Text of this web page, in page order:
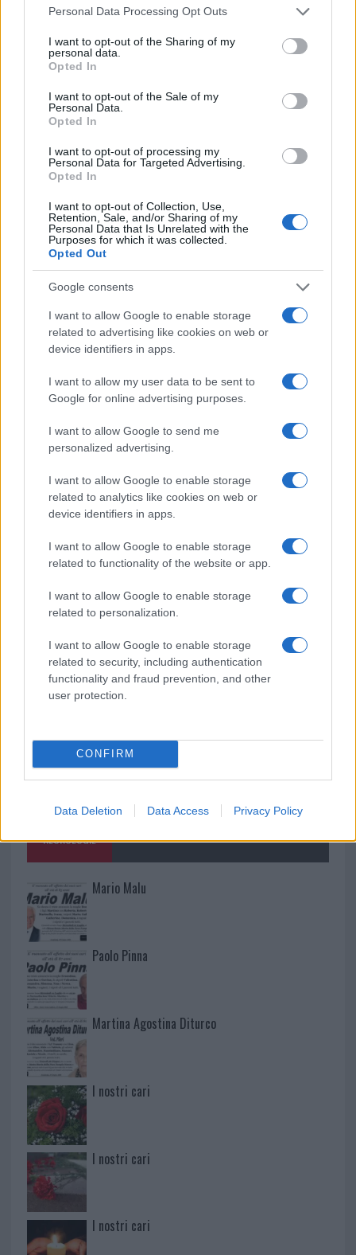
Please note that this website/app uses one or more Google
not limited to your visit or usage behaviour. You may click to
grant or deny consent to Google and its third-party tags to
use your data for below specified purposes in below Google
consent section.
Personal Data Processing Opt Outs
I want to opt-out of the Sharing of my
personal data.
Opted In
I want to opt-out of the Sale of my
Personal Data.
Opted In
I want to opt-out of processing my
Personal Data for Targeted Advertising.
Opted In
I want to opt-out of Collection, Use,
Retention, Sale, and/or Sharing of my
Personal Data that Is Unrelated with the
Purposes for which it was collected.
Opted Out
Google consents
I want to allow Google to enable storage
related to advertising like cookies on web or
device identifiers in apps.
I want to allow my user data to be sent to
Google for online advertising purposes.
I want to allow Google to send me
personalized advertising.
I want to allow Google to enable storage
related to analytics like cookies on web or
device identifiers in apps.
I want to allow Google to enable storage
related to functionality of the website or app.
I want to allow Google to enable storage
related to personalization.
I want to allow Google to enable storage
related to security, including authentication
functionality and fraud prevention, and other
user protection.
CONFIRM
Data Deletion Data Access Privacy Policy
F
a
ce
b
o
o
k
T
w
it
te
r
Pi
n
re
W
h
s
p
p
S
h
re
Prossimo articolo
NOTIZIE RECENTI
Migliori cliniche di estetica medicale avanzata
in Europa: classifica dei 5 centri di riferimento
pe…
Andrea Mura conquista Palau: grande
minori, Albieri: “Episodi gravissimi”
Gallura, finti clienti svuotano le suite: furto da
50mila nel resort
Meteo Olbia 7 agosto, sole e caldo tornano
protagonisti
Test tunnel Olbia: rampe chiuse ancora fino a
NECROLOGIE
Mario Malu
Paolo Pinna
Martina Agostina Diturco
I nostri cari
I nostri cari
I nostri cari